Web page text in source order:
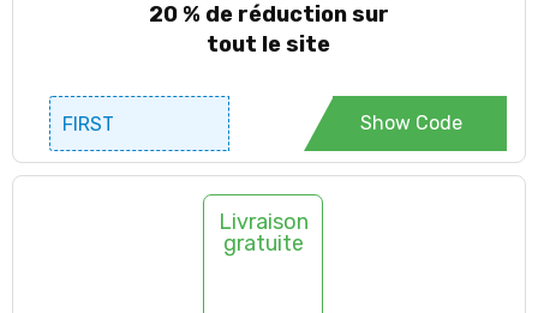
20 % de réduction sur
tout le site
FIRST Show Code
Livraison
gratuite